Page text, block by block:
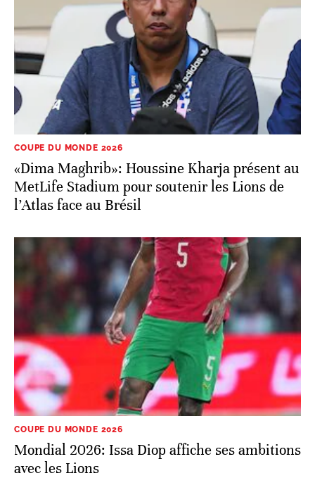
COUPE DU MONDE 2026
«Dima Maghrib»: Houssine Kharja présent au
MetLife Stadium pour soutenir les Lions de
l’Atlas face au Brésil
COUPE DU MONDE 2026
Mondial 2026: Issa Diop affiche ses ambitions
avec les Lions